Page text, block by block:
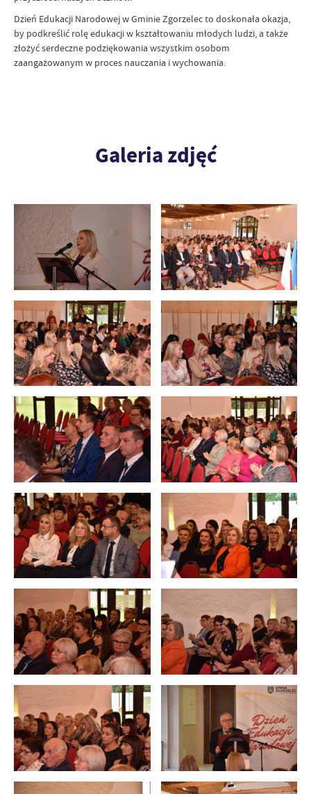
Dzień Edukacji Narodowej w Gminie Zgorzelec to doskonała okazja,
by podkreślić rolę edukacji w kształtowaniu młodych ludzi, a także
złożyć serdeczne podziękowania wszystkim osobom
zaangażowanym w proces nauczania i wychowania.
Galeria zdjęć